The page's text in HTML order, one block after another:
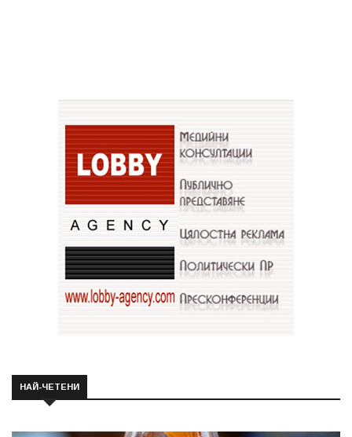
НАЙ-ЧЕТЕНИ